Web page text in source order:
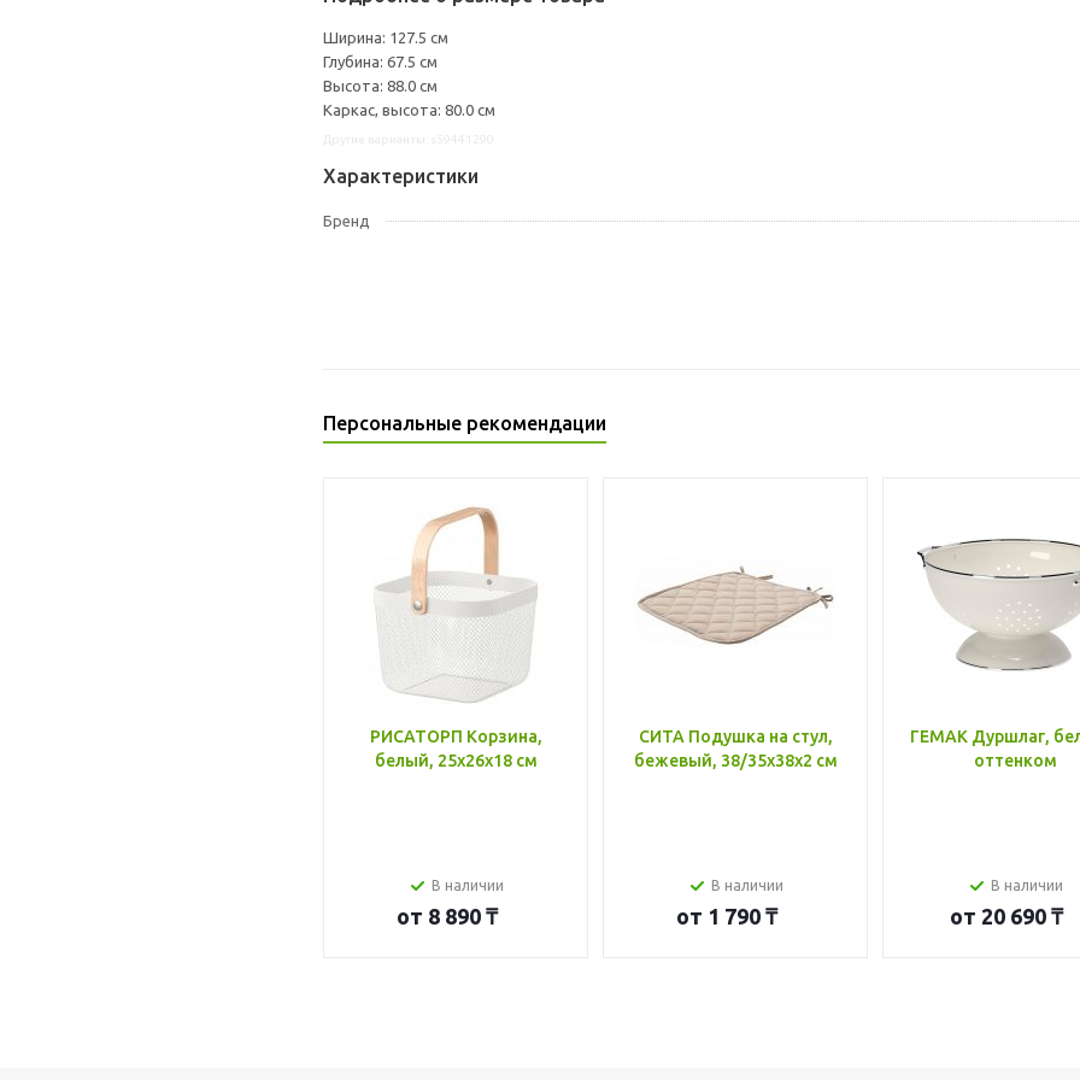
Ширина: 127.5 см
Глубина: 67.5 см
Высота: 88.0 см
Каркас, высота: 80.0 см
Характеристики
Бренд
Персональные рекомендации
РИСАТОРП Корзина,
белый, 25x26x18 см
В наличии
от 8 890 ₸
СИТА Подушка на стул,
бежевый, 38/35x38x2 см
В наличии
от 1 790 ₸
ГЕМАК Дуршлаг,
оттенком
В наличии
от 20 690 ₸